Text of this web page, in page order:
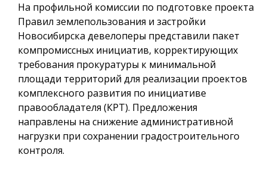
На профильной комиссии по подготовке проекта
Правил землепользования и застройки
Новосибирска девелоперы представили пакет
компромиссных инициатив, корректирующих
требования прокуратуры к минимальной
площади территорий для реализации проектов
комплексного развития по инициативе
правообладателя (КРТ). Предложения
направлены на снижение административной
нагрузки при сохранении градостроительного
контроля.